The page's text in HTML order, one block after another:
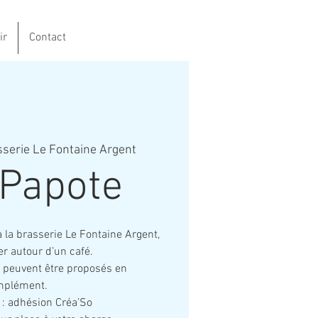
Contact
Le Fontaine Argent
brasserie Le Fontaine Argent,
autour d’un café.
être proposés en
adhésion Créa’So